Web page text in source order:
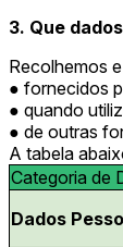
3. Que
Recolhemos
fornecidos
quando
de outras
A tabela
Categoria de
Dados